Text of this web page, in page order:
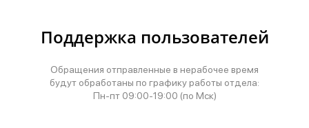
Поддержка пользователей
Обращения отправленные в нерабочее время
будут обработаны по графику работы отдела:
Пн-пт 09:00-19:00 (по Мск)